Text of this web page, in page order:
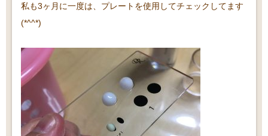
私も3ヶ月に一度は、プレートを使用してチェックしてます
(*^^*)